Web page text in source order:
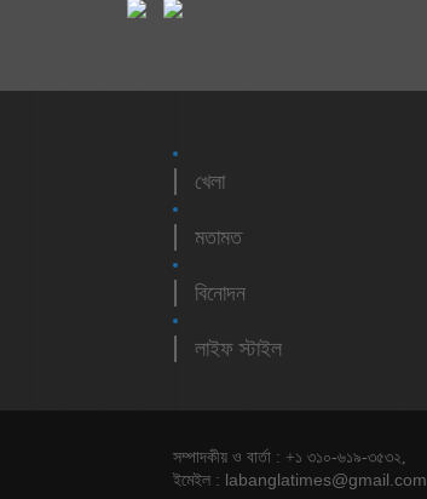
খেলা
মতামত
বিনোদন
লাইফ স্টাইল
সম্পাদকীয় ও বার্তা : +১ ৩১০-৬১৯-৩৫৩২,
ইমেইল : labanglatimes@gmail.com